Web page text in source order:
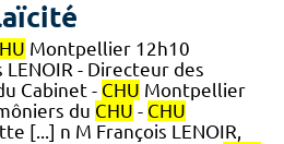
Montpellier 12h10
- Directeur des
Cabinet - CHU Montpellier
du CHU - CHU
[...] n M François LENOIR,